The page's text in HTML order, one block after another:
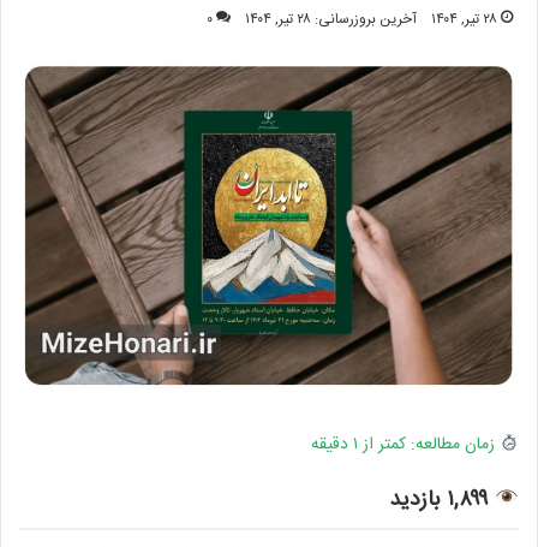
۲۸ تیر, ۱۴۰۴ آخرین بروزرسانی: ۲۸ تیر, ۱۴۰۴ ۰
زمان مطالعه: کمتر از ۱ دقیقه
۱,۸۹۹ بازدید